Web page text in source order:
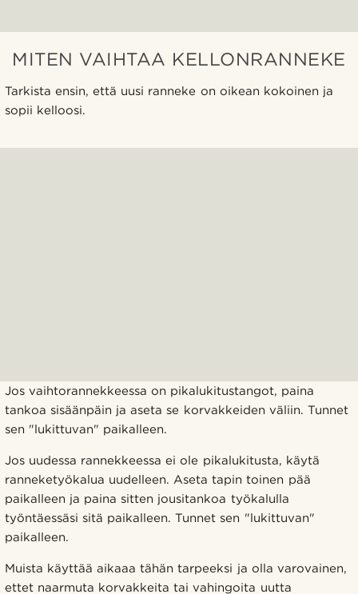
MITEN VAIHTAA KELLONRANNEKE
Tarkista ensin, että uusi ranneke on oikean kokoinen ja
sopii kelloosi.
Jos vaihtorannekkeessa on pikalukitustangot, paina
tankoa sisäänpäin ja aseta se korvakkeiden väliin. Tunnet
sen "lukittuvan" paikalleen.
Jos uudessa rannekkeessa ei ole pikalukitusta, käytä
ranneketyökalua uudelleen. Aseta tapin toinen pää
paikalleen ja paina sitten jousitankoa työkalulla
työntäessäsi sitä paikalleen. Tunnet sen "lukittuvan"
paikalleen.
Muista käyttää aikaaa tähän tarpeeksi ja olla varovainen,
ettet naarmuta korvakkeita tai vahingoita uutta